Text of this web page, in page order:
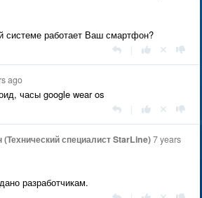
системе работает Ваш смартфон?
ago
часы google wear os
специалист StarLine)7 years
разработчикам.